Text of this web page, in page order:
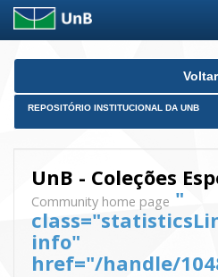
Skip
Voltar
REPOSITÓRIO INSTITUCIONAL DA UNB
UnB - Coleções
Community home page "
info"
href="/handle/